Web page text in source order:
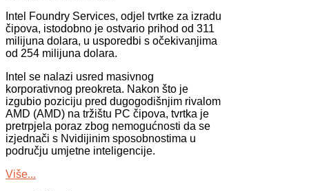
Intel Foundry Services, odjel tvrtke za izradu
čipova, istodobno je ostvario prihod od 311
milijuna dolara, u usporedbi s očekivanjima
od 254 milijuna dolara.
Intel se nalazi usred masivnog
korporativnog preokreta. Nakon što je
izgubio poziciju pred dugogodišnjim rivalom
AMD (AMD) na tržištu PC čipova, tvrtka je
pretrpjela poraz zbog nemogućnosti da se
izjednači s Nvidijinim sposobnostima u
području umjetne inteligencije.
Više...